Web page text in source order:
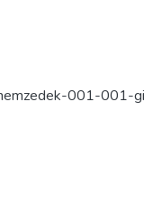
001-001-